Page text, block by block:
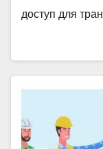
доступ для